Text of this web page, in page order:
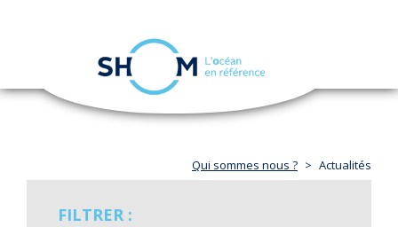
Aller
navigation
Qui sommes nous ? Actualités
FILTRER :